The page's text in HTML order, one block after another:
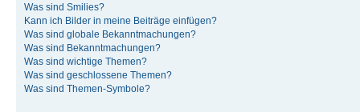
Was sind Smilies?
Kann ich Bilder in meine Beiträge einfügen?
Was sind globale Bekanntmachungen?
Was sind Bekanntmachungen?
Was sind wichtige Themen?
Was sind geschlossene Themen?
Was sind Themen-Symbole?